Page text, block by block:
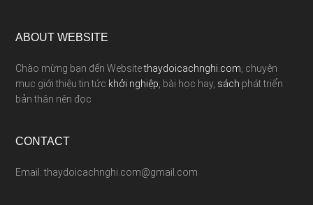
ABOUT WEBSITE
Chào mừng bạn đến Websitethaydoicachnghi.com , chuyên
mục giới thiệu tin tức khởi nghiệp , bài học hay, sách phát triển
bản thân nên đọc
CONTACT
Email: thaydoicachnghi.com@gmail.com